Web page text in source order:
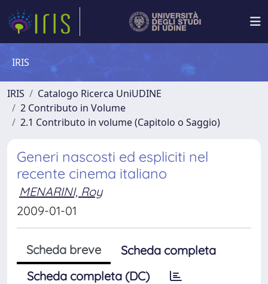
IRIS
IRIS
Catalogo Ricerca UniUDINE
2 Contributo in Volume
2.1 Contributo in volume (Capitolo o Saggio)
Generi nascosti ed espliciti nel
recente cinema italiano
MENARINI, Roy
2009-01-01
Scheda breve
Scheda completa
Scheda completa (DC)